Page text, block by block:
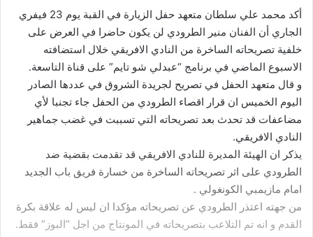
أكد محمد علي سلطان متعهد حفل الزيارة في القبة يوم 23 فيفري
الجاري أن الفنان منير الطرودي لن يكون حاضرا في العرض على
خلفية تصريحاته الساخرة من النادي الافريقي خلال استضافته
الاسبوع الماضي في برنامج “عبدلي شو تايم” على قناة التاسعة.
و قال متعهد الحفل في تصريح لجريدة الشروق في عددها الصادر
اليوم الخميس ان قرار اقصاء الطرودي من الحفل جاء تجنبا لأي
مضاعفات قد تحدث بعد تصريحاته التي تسببت في غضب جماهير
النادي الافريقي.
يذكر ان الهيئة المديرة للنادي الافريقي قد تقدمت بقضية ضد
الطرودي على اثر تصريحاته الساخرة من خسارة فريق باب الجديد
امام مازيمبي الكونغولي .
من جهته اعتذر الطرودي عن تصريحاته مؤكدا ان ليس له علاقة بكرة
القدم و انه تم التلاعب بتصريحاته في المونتاج من اجل ”البوز” فقط.